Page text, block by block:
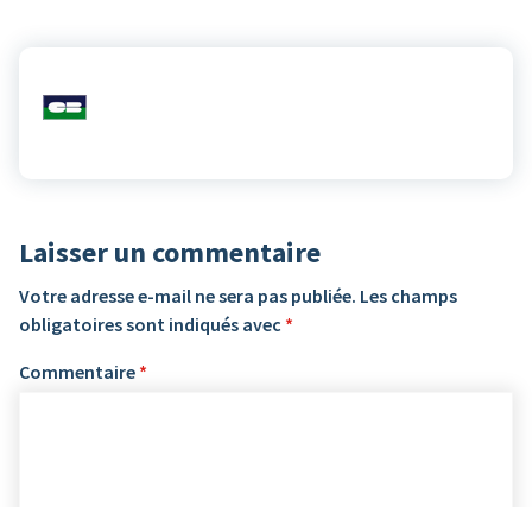
Laisser un commentaire
Votre adresse e-mail ne sera pas publiée. Les champs
obligatoires sont indiqués avec *
Commentaire *